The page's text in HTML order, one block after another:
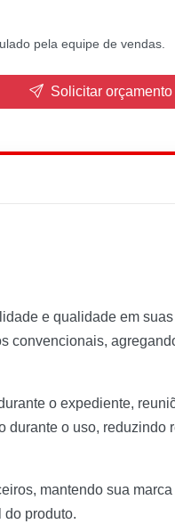
pela equipe de vendas.
Solicitar orçamento
e qualidade em
convencionais,
o expediente,
durante o uso, reduzindo
mantendo sua
do produto.